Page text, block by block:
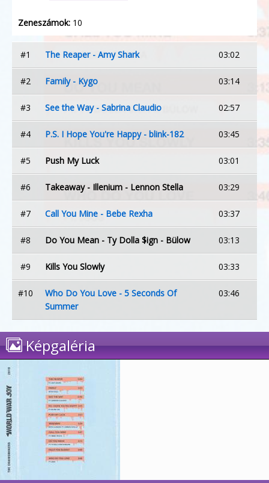
Zeneszámok: 10
#1 The Reaper - Amy Shark 03:02
#2 Family - Kygo 03:14
#3 See the Way - Sabrina Claudio 02:57
#4 P.S. I Hope You're Happy - blink-182 03:45
#5 Push My Luck 03:01
#6 Takeaway - Illenium - Lennon Stella 03:29
#7 Call You Mine - Bebe Rexha 03:37
#8 Do You Mean - Ty Dolla $ign - Bülow 03:13
#9 Kills You Slowly 03:33
#10
Who Do You Love - 5 Seconds Of
Summer
03:46
Képgaléria